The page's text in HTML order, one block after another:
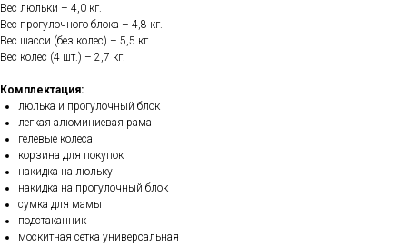
Вес люльки – 4,0 кг.
Вес прогулочного блока – 4,8 кг.
Вес шасси (без колес) – 5,5 кг.
Вес колес (4 шт.) – 2,7 кг.
Комплектация:
люлька и прогулочный блок
легкая алюминиевая рама
гелевые колеса
корзина для покупок
накидка на люльку
накидка на прогулочный блок
сумка для мамы
подстаканник
москитная сетка универсальная